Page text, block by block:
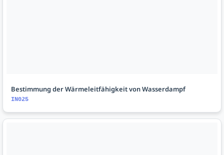
Bestimmung der Wärmeleitfähigkeit von Wasserdampf
IN025